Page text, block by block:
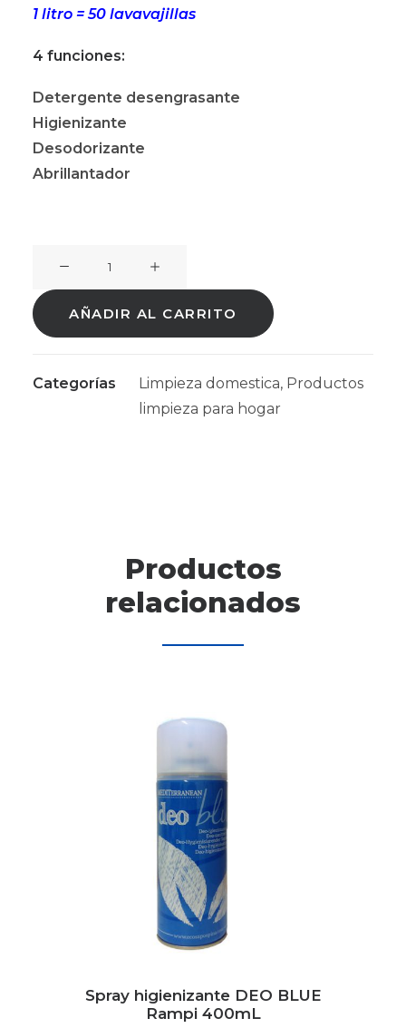
1 litro = 50 lavavajillas
4 funciones:
Detergente desengrasante
Higienizante
Desodorizante
Abrillantador
Rampi
STOVIGLIE
cantidad
AÑADIR AL CARRITO
Categorías Limpieza domestica, Productos
limpieza para hogar
Productos
relacionados
Spray higienizante DEO BLUE
Rampi 400mL